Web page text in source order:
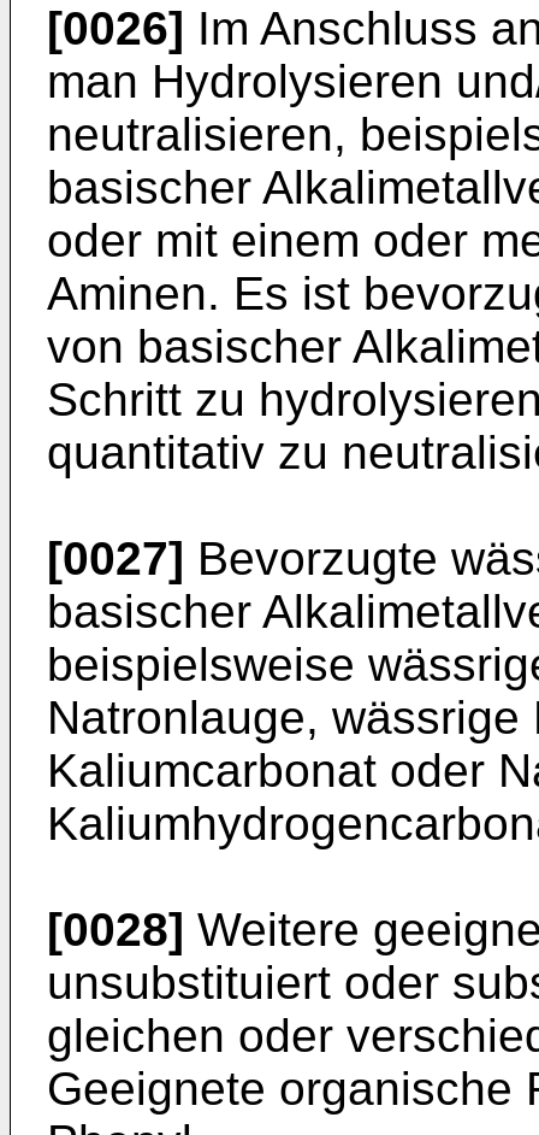
[0026] Im Anschluss
man Hydrolysieren
neutralisieren,
basischer
oder mit einem oder
Aminen. Es ist
von basischer
Schritt zu
quantitativ zu
[0027] Bevorzugte
basischer
beispielsweise
Natronlauge,
Kaliumcarbonat oder
[0028] Weitere
unsubstituiert oder
gleichen oder
Geeignete organische